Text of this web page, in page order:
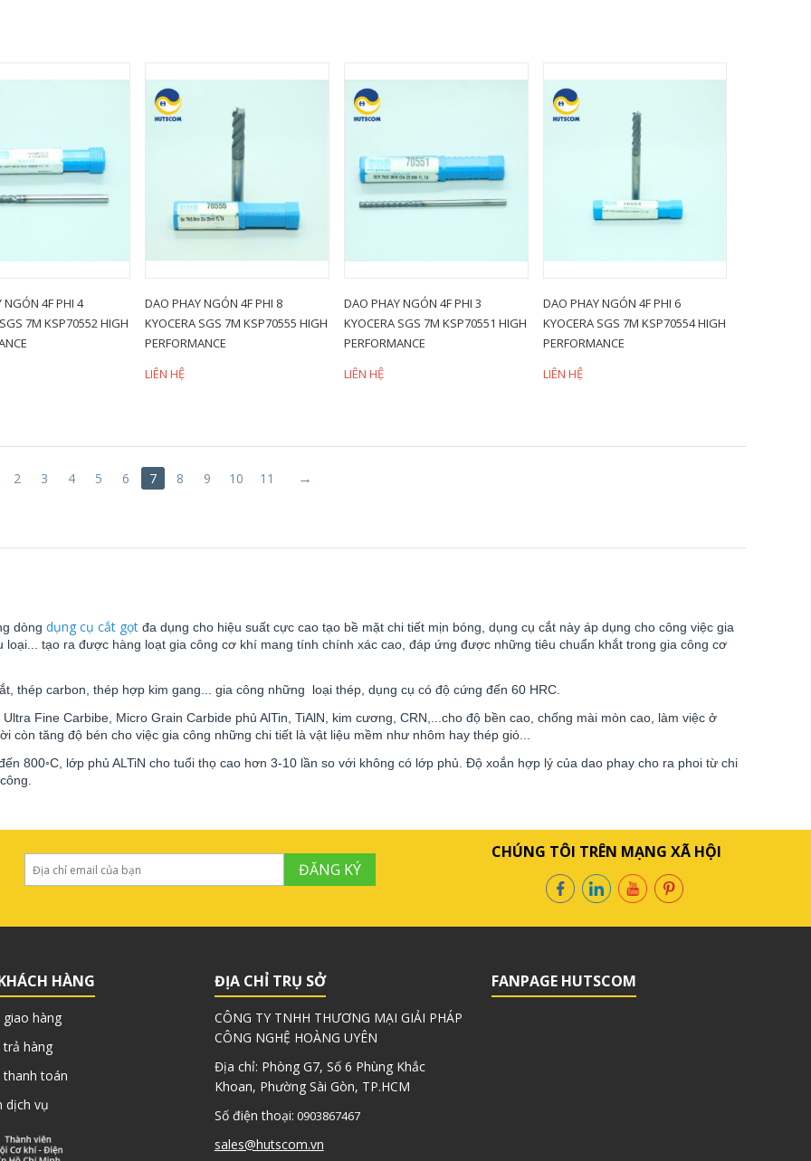
NGÓN 4F PHI 4
7M KSP70552 HIGH
DAO PHAY NGÓN 4F PHI 8
KYOCERA SGS 7M KSP70555 HIGH
PERFORMANCE
LIÊN HỆ
DAO PHAY NGÓN 4F PHI 3
KYOCERA SGS 7M KSP70551 HIGH
PERFORMANCE
LIÊN HỆ
DAO PHAY NGÓN 4F PHI 6
KYOCERA SGS 7M KSP70554 HIGH
PERFORMANCE
LIÊN HỆ
2 3 4 5 6 7 8 9 10 11
dòng dụng cụ cắt gọt đa dụng cho hiệu suất cực cao tạo bề mặt chi tiết mịn bóng, dụng cụ cắt này áp dụng cho công việc gia
tạo ra được hàng loạt gia công cơ khí mang tính chính xác cao, đáp ứng được những tiêu chuẩn khắt trong gia công cơ
thép carbon, thép hợp kim gang... gia công những loại thép, dụng cụ có độ cứng đến 60 HRC.
Fine Carbibe, Micro Grain Carbide phủ AlTin, TiAlN, kim cương, CRN,...cho độ bền cao, chống mài mòn cao, làm việc ở
còn tăng độ bén cho việc gia công những chi tiết là vật liệu mềm như nhôm hay thép gió...
800◦C, lớp phủ ALTiN cho tuổi thọ cao hơn 3-10 lần so với không có lớp phủ. Độ xoắn hợp lý của dao phay cho ra phoi từ chi
ĐĂNG KÝ
CHÚNG TÔI TRÊN MẠNG XÃ HỘI
HÀNG
giao hàng
trả hàng
thanh toán
dịch vụ
ĐỊA CHỈ TRỤ SỞ
CÔNG TY TNHH THƯƠNG MẠI GIẢI PHÁP
CÔNG NGHỆ HOÀNG UYÊN
Địa chỉ: Phòng G7, Số 6 Phùng Khắc
Khoan, Phường Sài Gòn, TP.HCM
Số điện thoại: 0903867467
sales@hutscom.vn
FANPAGE HUTSCOM